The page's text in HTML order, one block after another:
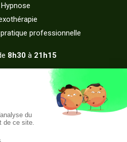
Hypnose
professionnelle
8h30 à 21h15